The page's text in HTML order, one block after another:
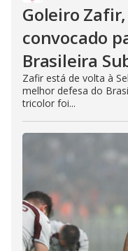
Goleiro
convocado
Brasileira
Zafir está de volta à
melhor defesa do
tricolor foi...